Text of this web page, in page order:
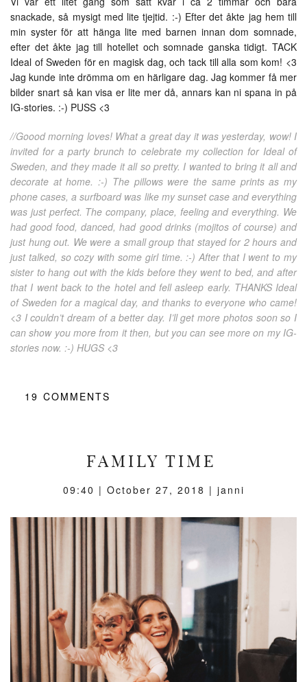
snackade, så mysigt med lite tjejtid. :-) Efter det åkte jag hem till
min syster för att hänga lite med barnen innan dom somnade,
efter det åkte jag till hotellet och somnade ganska tidigt. TACK
Ideal of Sweden för en magisk dag, och tack till alla som kom! <3
Jag kunde inte drömma om en härligare dag. Jag kommer få mer
bilder snart så kan visa er lite mer då, annars kan ni spana in på
IG-stories. :-) PUSS <3
//Goood morning loves! What a great day it was yesterday, wow! I
invited for a party brunch to celebrate my collection for Ideal of
Sweden, and they made it all so pretty. I wanted to bring it all and
decorate at home. :-) The pillows were the same prints as my
phone cases, a surfboard was like my sunset case and everything
was just perfect. The company, place, feeling and everything. We
had good food, danced, had good drinks (mojitos of course) and
just hung out. We were a small group that stayed for 2 hours and
just talked, so cozy with some girl time. :-) After that I went to my
sister to hang out with the kids before they went to bed, and after
that I went back to the hotel and fell asleep early. THANKS Ideal
of Sweden for a magical day, and thanks to everyone who came!
<3 I couldn’t dream of a better day. I’ll get more photos soon so I
can show you more from it then, but you can see more on my IG-
stories now. :-) HUGS <3
19 COMMENTS
FAMILY TIME
09:40 | October 27, 2018 | janni